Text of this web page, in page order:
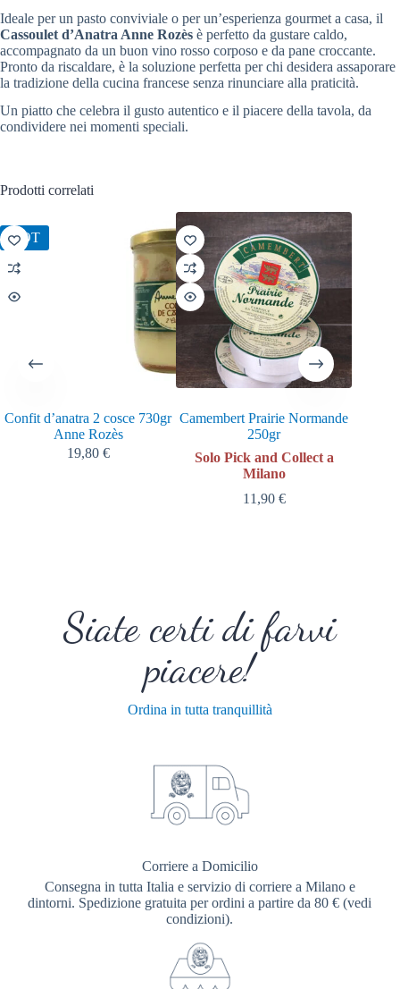
Ideale per un pasto conviviale o per un’esperienza gourmet a casa, il
Cassoulet d’Anatra Anne Rozès è perfetto da gustare caldo,
accompagnato da un buon vino rosso corposo e da pane croccante.
Pronto da riscaldare, è la soluzione perfetta per chi desidera assaporare
la tradizione della cucina francese senza rinunciare alla praticità.
Un piatto che celebra il gusto autentico e il piacere della tavola, da
condividere nei momenti speciali.
Prodotti correlati
HOT
Confit d’anatra 2 cosce 730gr
Anne Rozès
19,80 €
Camembert Prairie Normande
250gr
Solo Pick and Collect a
Milano
11,90 €
Siate certi di farvi
piacere!
Ordina in tutta tranquillità
Corriere a Domicilio
Consegna in tutta Italia e servizio di corriere a Milano e
dintorni. Spedizione gratuita per ordini a partire da 80 € (vedi
condizioni).